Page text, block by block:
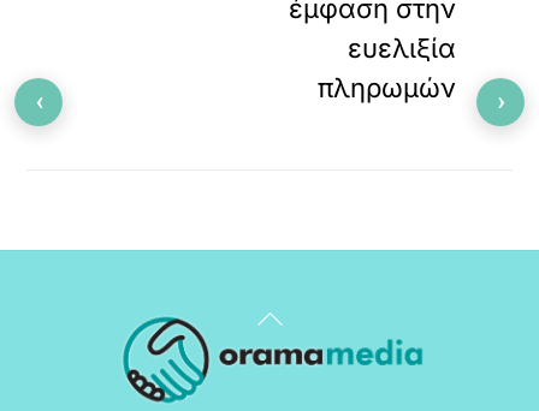
έμφαση στην
ευελιξία
πληρωμών
Back
To
‹ ›